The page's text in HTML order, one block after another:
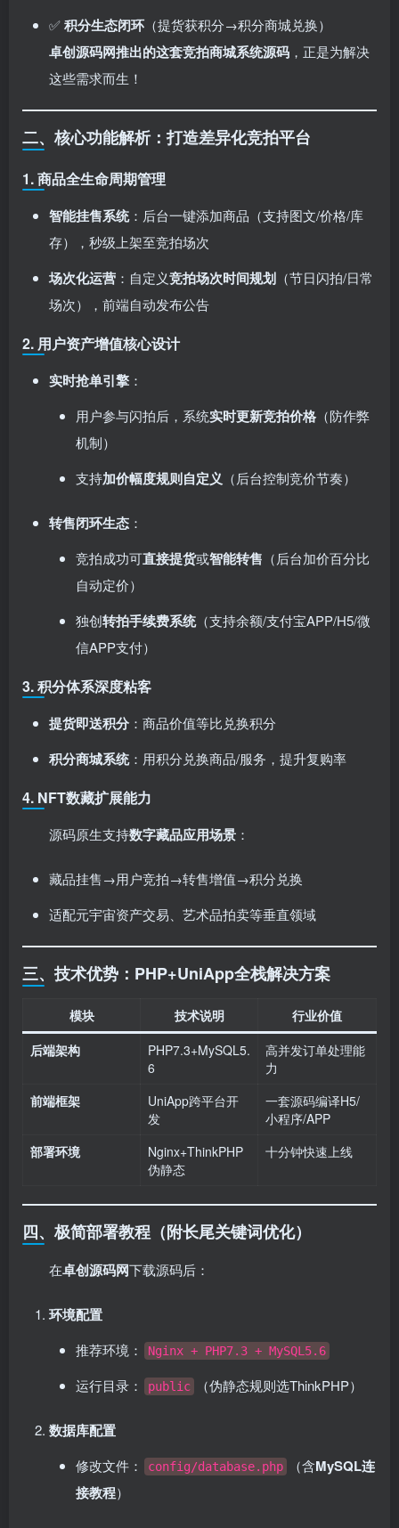
✅ ​积分生态闭环​（提货获积分→积分商城兑换）
卓创源码网推出的这套竞拍商城系统源码 ，正是为解决
这些需求而生！
二、核心功能解析：打造差异化竞拍平台
1. ​商品全生命周期管理
智能挂售系统：后台一键添加商品（支持图文/价格/库
存），秒级上架至竞拍场次
场次化运营 ：自定义竞拍场次时间规划 ​（节日闪拍/日常
场次），前端自动发布公告
2. ​ 用户资产增值核心设计
实时抢单引擎 ：
用户参与闪拍后，系统实时更新竞拍价格 ​（防作弊
机制）
支持加价幅度规则自定义 ​（后台控制竞价节奏）
转售闭环生态 ：
竞拍成功可直接提货或智能转售 ​（后台加价百分比
自动定价）
独创转拍手续费系统​（支持余额/支付宝APP/H5/微
信APP支付）
3. ​积分体系深度粘客
提货即送积分 ：商品价值等比兑换积分
积分商城系统：用积分兑换商品/服务，提升复购率
4. ​ NFT数藏扩展能力
源码原生支持数字藏品应用场景 ：
藏品挂售→用户竞拍→转售增值→积分兑换
适配元宇宙资产交易、艺术品拍卖等垂直领域
三、技术优势：PHP+UniApp全栈解决方案
模块 技术说明
行业价值
后端架构
PHP7.3+MySQL5.
6
高并发订单处理能
力
前端框架
UniApp跨平台开
发
一套源码编译H5/
小程序/APP
部署环境
Nginx+ThinkPHP
伪静态
十分钟快速上线
四、极简部署教程（附长尾关键词优化）
在卓创源码网下载源码后：
环境配置
推荐环境： Nginx + PHP7.3 + MySQL5.6
运行目录： public （伪静态规则选ThinkPHP）
数据库配置
修改文件： config/database.php （含MySQL连
接教程）